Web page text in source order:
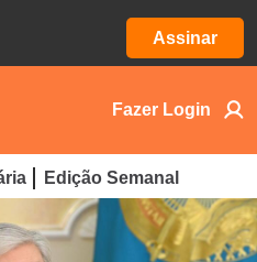
Assinar
Fazer Login
Edição Semanal